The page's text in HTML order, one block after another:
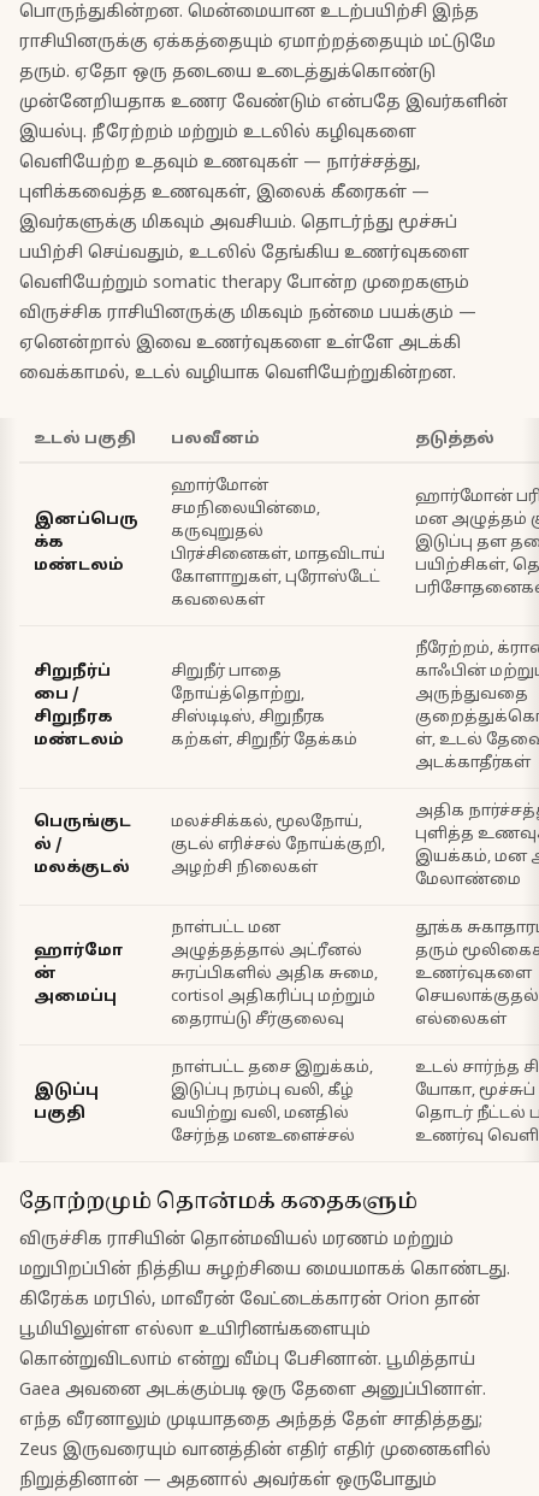
பொருந்துகின்றன. மென்மையான உடற்பயிற்சி இந்த
ராசியினருக்கு ஏக்கத்தையும் ஏமாற்றத்தையும் மட்டுமே
தரும். ஏதோ ஒரு தடையை உடைத்துக்கொண்டு
முன்னேறியதாக உணர வேண்டும் என்பதே இவர்களின்
இயல்பு. நீரேற்றம் மற்றும் உடலில் கழிவுகளை
வெளியேற்ற உதவும் உணவுகள் — நார்ச்சத்து,
புளிக்கவைத்த உணவுகள், இலைக் கீரைகள் —
இவர்களுக்கு மிகவும் அவசியம். தொடர்ந்து மூச்சுப்
பயிற்சி செய்வதும், உடலில் தேங்கிய உணர்வுகளை
வெளியேற்றும் somatic therapy போன்ற முறைகளும்
விருச்சிக ராசியினருக்கு மிகவும் நன்மை பயக்கும் —
ஏனென்றால் இவை உணர்வுகளை உள்ளே அடக்கி
வைக்காமல், உடல் வழியாக வெளியேற்றுகின்றன.
உடல் பகுதி பலவீனம் தடுத்தல்
இனப்பெரு
க்க
மண்டலம்
ஹார்மோன்
சமநிலையின்மை,
கருவுறுதல்
பிரச்சினைகள், மாதவிடாய்
கோளாறுகள், புரோஸ்டேட்
கவலைகள்
ஹார்மோன்
மன அழுத்தம்
இடுப்பு தள
பயிற்சிகள்,
சிறுநீர்ப்
பை /
சிறுநீரக
மண்டலம்
சிறுநீர் பாதை
நோய்த்தொற்று,
சிஸ்டிடிஸ், சிறுநீரக
கற்கள், சிறுநீர் தேக்கம்
நீரேற்றம்,
காஃபின்
அருந்துவதை
ள், உடல்
அடக்காதீர்கள்
பெருங்குட
ல் /
மலக்குடல்
மலச்சிக்கல், மூலநோய்,
குடல் எரிச்சல் நோய்க்குறி,
அழற்சி நிலைகள்
அதிக
புளித்த
இயக்கம், மன
மேலாண்மை
ஹார்மோ
ன்
அமைப்பு
நாள்பட்ட மன
அழுத்தத்தால் அட்ரீனல்
சுரப்பிகளில் அதிக சுமை,
cortisol அதிகரிப்பு மற்றும்
தைராய்டு சீர்குலைவு
தூக்க
தரும்
உணர்வுகளை
எல்லைகள்
இடுப்பு
பகுதி
நாள்பட்ட தசை இறுக்கம்,
இடுப்பு நரம்பு வலி, கீழ்
வயிற்று வலி, மனதில்
சேர்ந்த மனஉளைச்சல்
உடல் சார்ந்த
யோகா, மூச்சுப்
தொடர் நீட்டல்
உணர்வு
தோற்றமும் தொன்மக் கதைகளும்
விருச்சிக ராசியின் தொன்மவியல் மரணம் மற்றும்
மறுபிறப்பின் நித்திய சுழற்சியை மையமாகக் கொண்டது.
கிரேக்க மரபில், மாவீரன் வேட்டைக்காரன் Orion தான்
பூமியிலுள்ள எல்லா உயிரினங்களையும்
கொன்றுவிடலாம் என்று வீம்பு பேசினான். பூமித்தாய்
Gaea அவனை அடக்கும்படி ஒரு தேளை அனுப்பினாள்.
எந்த வீரனாலும் முடியாததை அந்தத் தேள் சாதித்தது;
Zeus இருவரையும் வானத்தின் எதிர் எதிர் முனைகளில்
நிறுத்தினான் — அதனால் அவர்கள் ஒருபோதும்